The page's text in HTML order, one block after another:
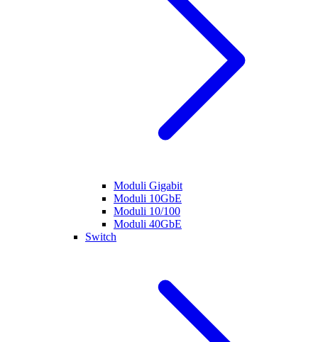
Moduli Gigabit
Moduli 10GbE
Moduli 10/100
Moduli 40GbE
Switch